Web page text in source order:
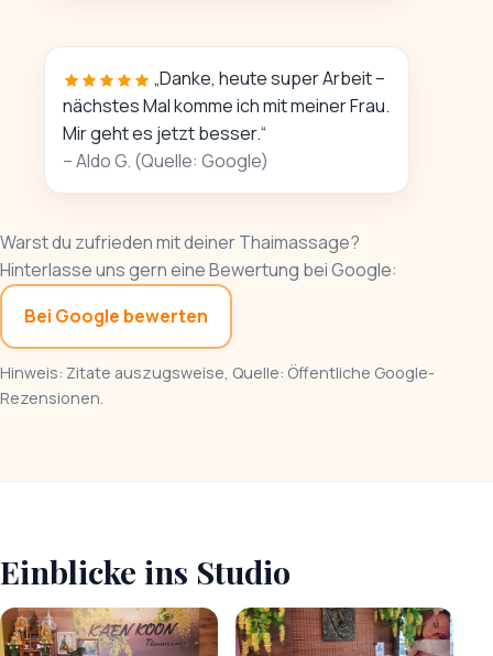
„Danke, heute super Arbeit –
nächstes Mal komme ich mit meiner Frau.
Mir geht es jetzt besser.“
– Aldo G. (Quelle: Google)
Warst du zufrieden mit deiner Thaimassage?
Hinterlasse uns gern eine Bewertung bei Google:
Bei Google bewerten
Hinweis: Zitate auszugsweise, Quelle: Öffentliche Google-
Rezensionen.
Einblicke ins Studio